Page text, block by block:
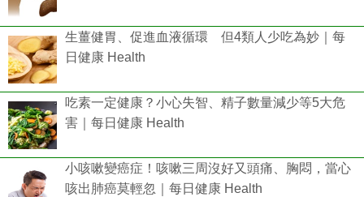
生薑健胃、促進血液循環 但4類人少吃為妙｜每
日健康 Health
吃素一定健康？小心失智、精子數量減少等5大危
害｜每日健康 Health
小咳嗽變癌症！咳嗽三周沒好又頭痛、胸悶，當心
咳出肺癌莫輕忽｜每日健康 Health